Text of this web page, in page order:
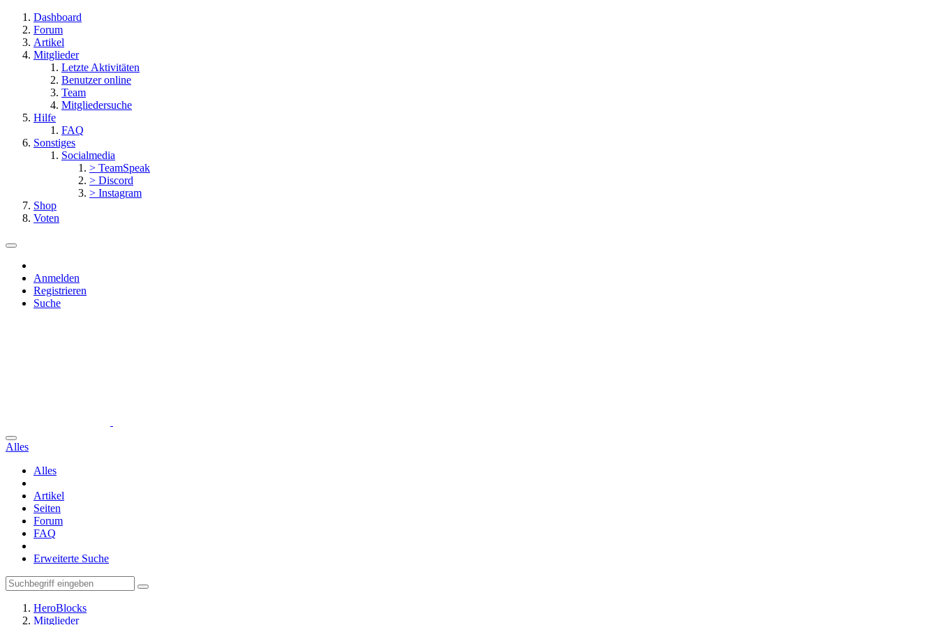
Dashboard
Forum
Artikel
Mitglieder
Letzte Aktivitäten
Benutzer online
Team
Mitgliedersuche
Hilfe
FAQ
Sonstiges
Socialmedia
> TeamSpeak
> Discord
> Instagram
Shop
Voten
Anmelden
Registrieren
Suche
HeroBlocks
Mitglieder
KeXs1
Beiträge von KeXs1